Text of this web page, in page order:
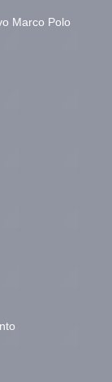
Marco Polo